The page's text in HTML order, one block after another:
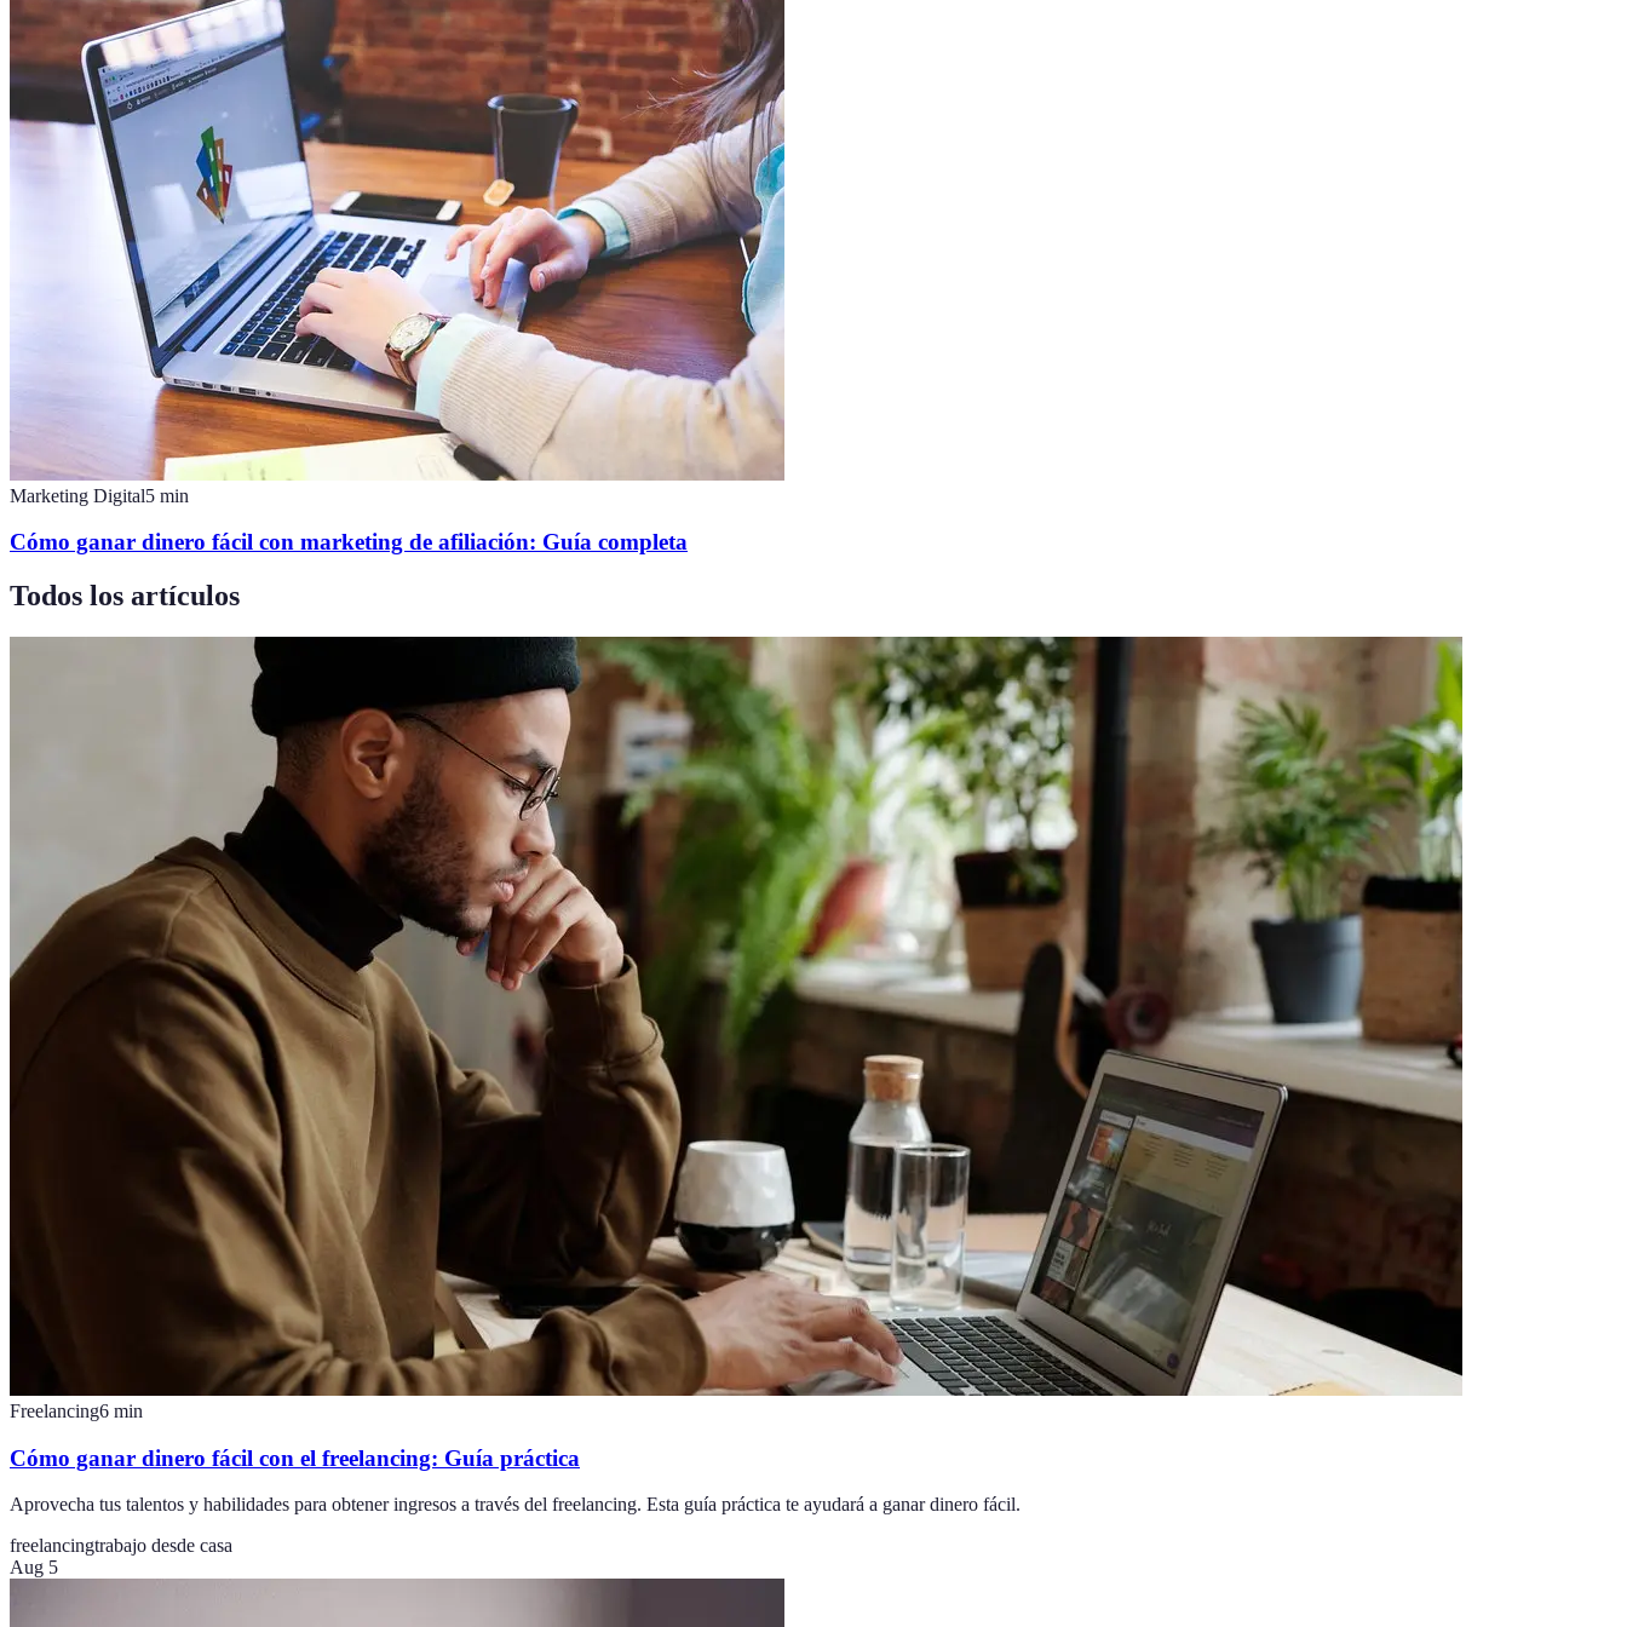
Marketing Digital5 min
Cómo ganar dinero fácil con marketing de afiliación: Guía completa
Todos los artículos
Freelancing6 min
Cómo ganar dinero fácil con el freelancing: Guía práctica
Aprovecha tus talentos y habilidades para obtener ingresos a través del freelancing. Esta guía práctica te ayudará a ganar dinero fácil.
freelancingtrabajo desde casa
Aug 5